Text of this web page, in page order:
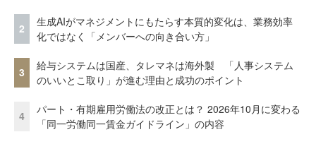
2
生成AIがマネジメントにもたらす本質的変化は、業務効率
化ではなく「メンバーへの向き合い方」
3
給与システムは国産、タレマネは海外製 「人事システム
のいいとこ取り」が進む理由と成功のポイント
4
パート・有期雇用労働法の改正とは？ 2026年10月に変わる
「同一労働同一賃金ガイドライン」の内容